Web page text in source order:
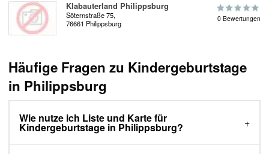
Klabauterland Philippsburg
Söternstraße 75,
76661 Philippsburg
0 Bewertungen
Häufige Fragen zu Kindergeburtstage
in Philippsburg
Wie nutze ich Liste und Karte für
Kindergeburtstage in Philippsburg?